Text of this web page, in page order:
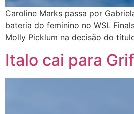
Caroline Marks passa por
bateria do feminino no WSL
Molly Picklum na decisão do
Italo cai para